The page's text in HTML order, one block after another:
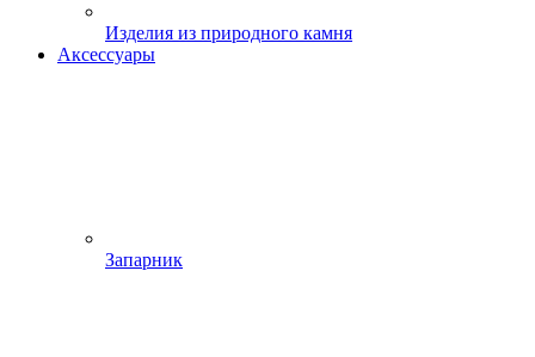
Изделия из природного камня
Аксессуары
Запарник